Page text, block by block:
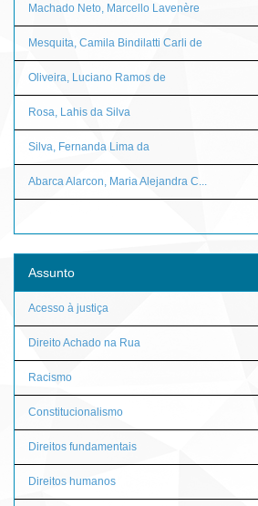
Machado Neto, Marcello Lavenère
Mesquita, Camila Bindilatti Carli de
Oliveira, Luciano Ramos de
Rosa, Lahis da Silva
Silva, Fernanda Lima da
Abarca Alarcon, Maria Alejandra C...
Assunto
Acesso à justiça
Direito Achado na Rua
Racismo
Constitucionalismo
Direitos fundamentais
Direitos humanos